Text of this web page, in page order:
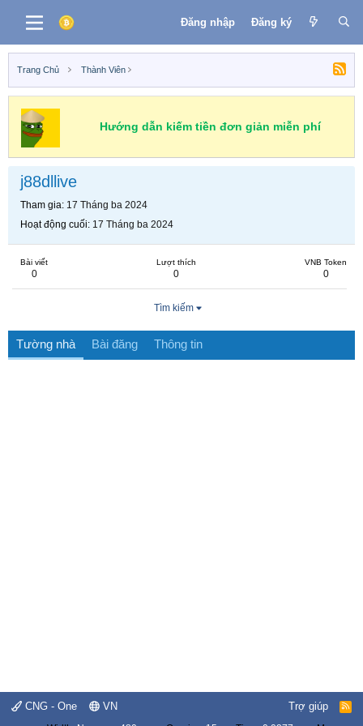
Đăng nhập Đăng ký
Trang Chủ Thành Viên
Hướng dẫn kiếm tiền đơn giản miễn phí
j88dllive
Tham gia 17 Tháng ba 2024
Hoạt động cuối 17 Tháng ba 2024
Bài viết
0
Lượt thích
0
VNB Token
0
Tìm kiếm
Tường nhà Bài đăng Thông tin
CNG - One VN Trợ giúp
R